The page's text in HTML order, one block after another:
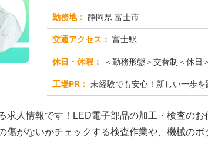
勤務地： 静岡県 富士市
交通アクセス： 富士駅
休日・休暇： ＜勤務形態＞交替制＜休日＞土日祝
工場PR： 未経験でも安心！新しい一歩を踏み出してみませんか？株式会社京栄セ
求人情報です！LED電子部品の加工・検査の
傷がないかチェックする検査作業や、機械のボ